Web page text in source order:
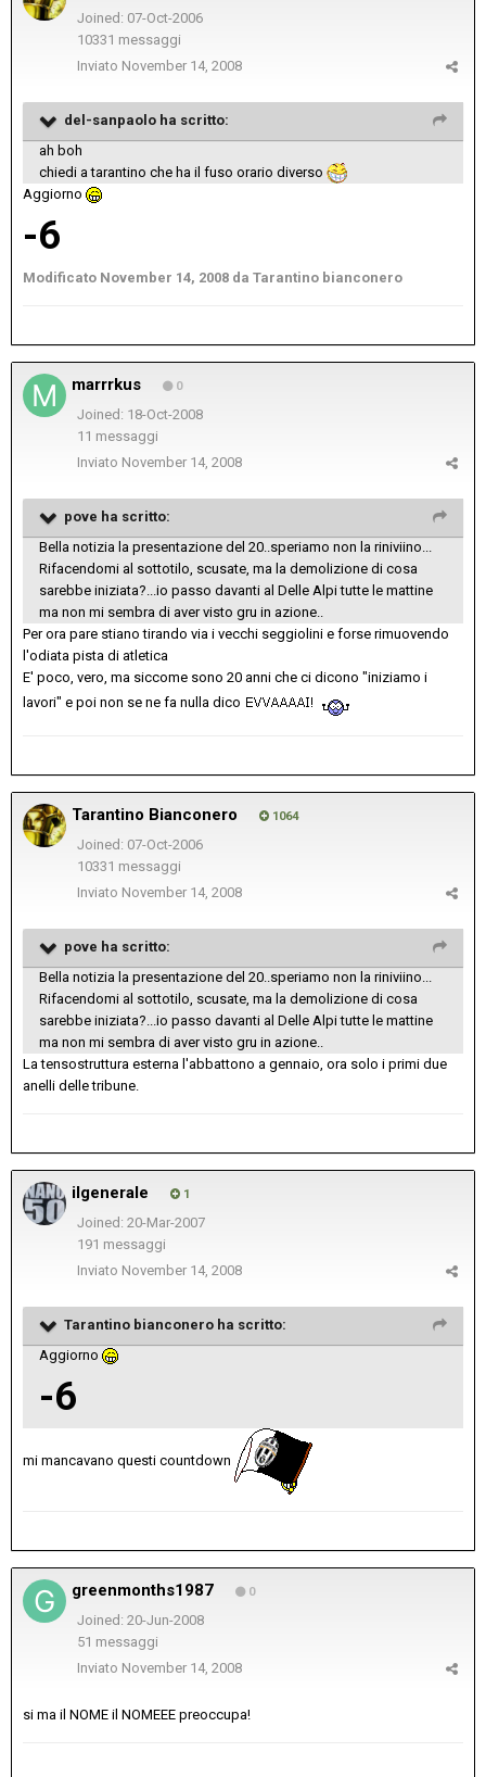
Joined: 07-Oct-2006
10331 messaggi
Inviato November 14, 2008
del-sanpaolo ha scritto:
ah boh
chiedi a tarantino che ha il fuso orario diverso
Aggiorno
-6
Modificato November 14, 2008 da Tarantino bianconero
marrrkus 0
Joined: 18-Oct-2008
11 messaggi
Inviato November 14, 2008
pove ha scritto:
Bella notizia la presentazione del 20..speriamo non la riniviino...
Rifacendomi al sottotilo, scusate, ma la demolizione di cosa
sarebbe iniziata?...io passo davanti al Delle Alpi tutte le mattine
ma non mi sembra di aver visto gru in azione..
Per ora pare stiano tirando via i vecchi seggiolini e forse rimuovendo
l'odiata pista di atletica
E' poco, vero, ma siccome sono 20 anni che ci dicono "iniziamo i
lavori" e poi non se ne fa nulla dico
Tarantino Bianconero 1064
Joined: 07-Oct-2006
10331 messaggi
Inviato November 14, 2008
pove ha scritto:
Bella notizia la presentazione del 20..speriamo non la riniviino...
Rifacendomi al sottotilo, scusate, ma la demolizione di cosa
sarebbe iniziata?...io passo davanti al Delle Alpi tutte le mattine
ma non mi sembra di aver visto gru in azione..
La tensostruttura esterna l'abbattono a gennaio, ora solo i primi due
anelli delle tribune.
ilgenerale 1
Joined: 20-Mar-2007
191 messaggi
Inviato November 14, 2008
Tarantino bianconero ha scritto:
Aggiorno
-6
mi mancavano questi countdown
greenmonths1987 0
Joined: 20-Jun-2008
51 messaggi
Inviato November 14, 2008
si ma il NOME il NOMEEE preoccupa!